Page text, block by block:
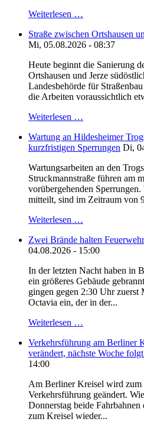
Weiterlesen …
Straße zwischen Ortshausen
Mi, 05.08.2026 - 08:37
Heute beginnt die Sanierung
Ortshausen und Jerze
Landesbehörde für
die Arbeiten voraussichtlich
Weiterlesen …
Wartung an Hildesheimer
kurzfristigen Sperrungen Di,
Wartungsarbeiten an den
Struckmannstraße führen am
vorübergehenden
mitteilt, sind im Zeitraum von
Weiterlesen …
Zwei Brände halten
04.08.2026 - 15:00
In der letzten Nacht haben in
ein größeres Gebäude
gingen gegen 2:30 Uhr zuerst
Octavia ein, der in der...
Weiterlesen …
Verkehrsführung am Berliner
verändert, nächste Woche
14:00
Am Berliner Kreisel wird zum
Verkehrsführung geändert.
Donnerstag beide
zum Kreisel wieder...